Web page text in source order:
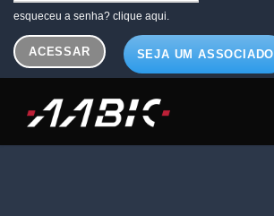
esqueceu a senha? clique aqui.
SEJA UM ASSOCIADO